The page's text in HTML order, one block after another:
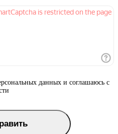
данных и соглашаюсь с